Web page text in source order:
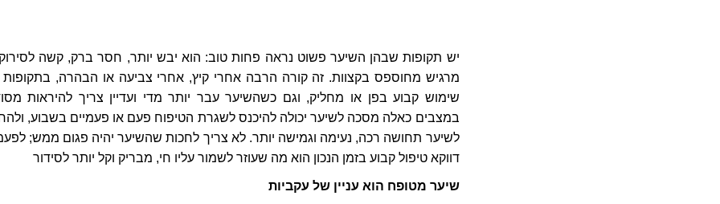
יש תקופות שבהן השיער פשוט נראה פחות טוב: הוא יבש יותר, חסר ברק, קשה
מרגיש מחוספס בקצוות. זה קורה הרבה אחרי קיץ, אחרי צביעה או הבהרה,
שימוש קבוע בפן או מחליק, וגם כשהשיער עבר יותר מדי ועדיין צריך להיראות
במצבים כאלה מסכה לשיער יכולה להיכנס לשגרת הטיפוח פעם או פעמיים בשבוע,
לשיער תחושה רכה, נעימה וגמישה יותר. לא צריך לחכות שהשיער יהיה פגום ממש;
דווקא טיפול קבוע בזמן הנכון הוא מה שעוזר לשמור עליו חי, מבריק וקל יותר לסידור
שיער מטופח הוא עניין של עקביות